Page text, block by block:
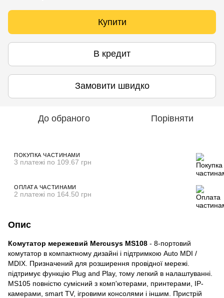
Купити
В кредит
Замовити швидко
До обраного Порівняти
ПОКУПКА ЧАСТИНАМИ
3 платежі по 109.67 грн
ОПЛАТА ЧАСТИНАМИ
2 платежі по 164.50 грн
Опис
Комутатор мережевий Mercusys MS108 - 8-портовий
комутатор в компактному дизайні і підтримкою Auto MDI /
MDIX. Призначений для розширення провідної мережі.
підтримує функцію Plug and Play, тому легкий в налаштуванні.
MS105 повністю сумісний з комп'ютерами, принтерами, IP-
камерами, smart TV, ігровими консолями і іншим. Пристрій